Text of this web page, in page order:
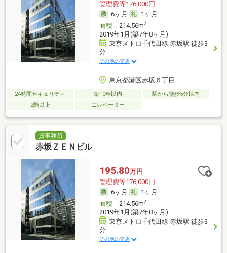
管理費等176,000円
6ヶ月
1ヶ月
面積214.56m2
2019年1月(築7年8ヶ月)
東京メトロ千代田線 赤坂駅 徒歩3
分
その他の交通
東京都港区赤坂６丁目
24時間セキュリティ 築10年以内
駅から徒歩5分以内
2階以上
エレベーター
貸事務所
赤坂ＺＥＮビル
195.80万円
管理費等176,000円
6ヶ月
1ヶ月
面積214.56m2
2019年1月(築7年8ヶ月)
東京メトロ千代田線 赤坂駅 徒歩3
分
その他の交通